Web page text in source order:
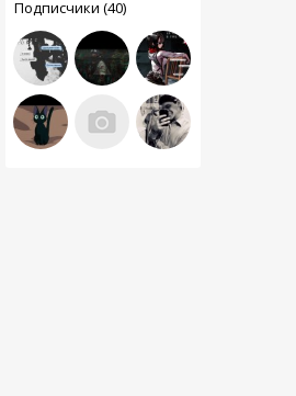
Подписчики (40)